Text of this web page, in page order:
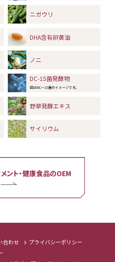
ニガウリ
DHA含有卵黄油
ノニ
DC-15菌発酵物
図はDC－15菌のイメージです。
野草発酵エキス
サイリウム
ント・健康食品のOEM
合わせ
プライバシーポリシー